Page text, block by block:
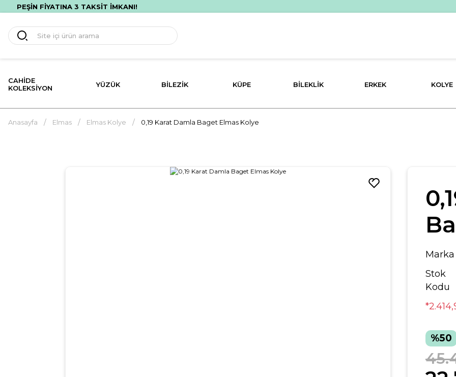
HIZLI TESLİMAT! İLK ALIŞVERİŞİNE ÖZEL %10 İNDİRİM!
CAHIDE
KOLEKSIYON
YÜZÜK BILEZIK KÜPE BILEKLIK ERKEK KOLYE
Anasayfa Elmas Elmas Kolye 0,19 Karat Damla Baget Elmas Kolye
Marka
Stok
Kodu
%50